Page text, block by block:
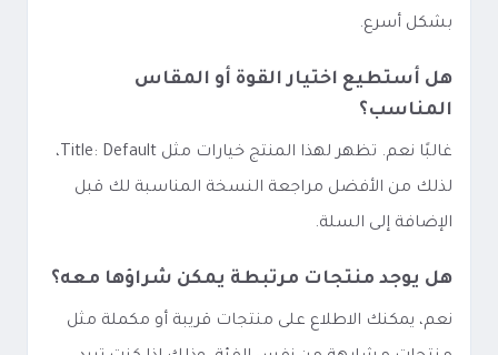
بشكل أسرع.
هل أستطيع اختيار القوة أو المقاس
المناسب؟
غالبًا نعم. تظهر لهذا المنتج خيارات مثل Title: Default،
لذلك من الأفضل مراجعة النسخة المناسبة لك قبل
الإضافة إلى السلة.
هل يوجد منتجات مرتبطة يمكن شراؤها معه؟
نعم، يمكنك الاطلاع على منتجات قريبة أو مكملة مثل